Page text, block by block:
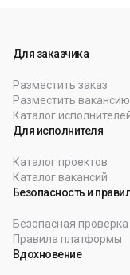
опытного
Для заказчика
Разместить заказ
Разместить вакансию
Каталог
Для исполнителя
Каталог проектов
Каталог вакансий
Безопасность и
Безопасная проверка
Правила платформы
Вдохновение